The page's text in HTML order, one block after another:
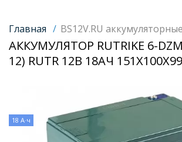
Главная / BS12V.RU
АККУМУЛЯТОР RUTRIKE 6-
12) RUTR 12В 18АЧ
18 А·ч